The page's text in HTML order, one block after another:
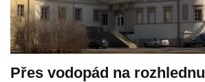
Přes vodopád na rozhlednu